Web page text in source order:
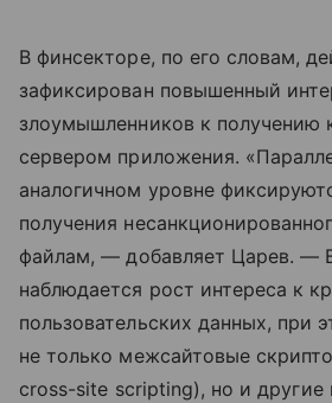
В финсекторе, по его словам,
зафиксирован повышенный
злоумышленников к получению
сервером приложения.
аналогичном уровне
получения
файлам, — добавляет Царев. —
наблюдается рост интереса к
пользовательских данных, при
не только межсайтовые
cross-site scripting), но и другие